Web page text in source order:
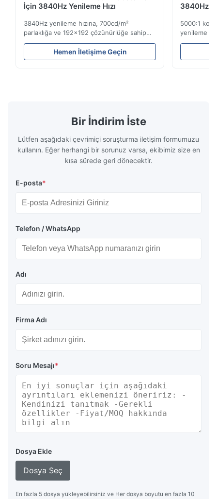
İçin 3840Hz Yenileme Hızı
3840Hz yenileme hızına, 700cd/m²
parlaklığa ve 192x192 çözünürlüğe sahip
hafif 7,2 kg kiralık LED ekran. Kolay kurulum
ve global voltaj uyumluluğu (AC100-240V)
ile canlı etkinlikler için idealdir.
Hemen İletişime Geçin
3840Hz
5000:1
yenileme
Yüksek
etkinlikler
Bir İndirim İste
Lütfen aşağıdaki çevrimiçi soruşturma iletişim formumuzu
kullanın. Eğer herhangi bir sorunuz varsa, ekibimiz size en
kısa sürede geri dönecektir.
E-posta*
Telefon / WhatsApp
Adı
Firma Adı
Soru Mesajı*
Dosya Ekle
Dosya Seç
En fazla 5 dosya yükleyebilirsiniz ve Her dosya boyutu en fazla 10